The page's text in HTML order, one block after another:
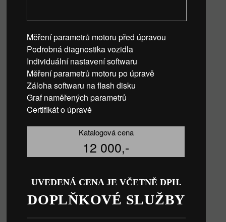
Měření parametrů motoru před úpravou
Podrobná diagnostika vozidla
Individuální nastavení softwaru
Měření parametrů motoru po úpravě
Záloha softwaru na flash disku
Graf naměřených parametrů
Certifikát o úpravě
Katalogová cena
12 000,-
UVEDENÁ CENA JE VČETNĚ DPH.
DOPLŇKOVÉ SLUŽBY